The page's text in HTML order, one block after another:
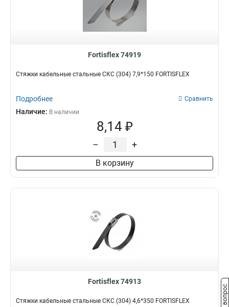
Fortisflex 74919
Стяжки кабельные стальные СКС (304) 7,9*150 FORTISFLEX
Подробнее Сравнить
Наличие: В наличии
8,14 ₽
– +
В корзину
Fortisflex 74913
Стяжки кабельные стальные СКС (304) 4,6*350 FORTISFLEX